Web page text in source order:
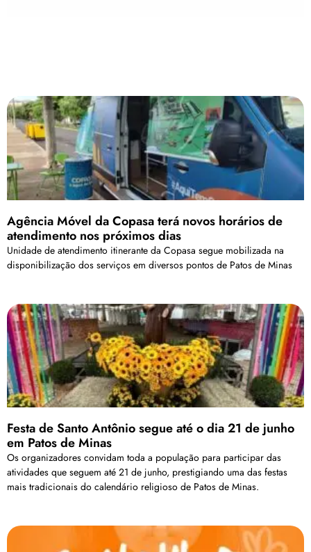
Agência Móvel da Copasa terá novos horários de
atendimento nos próximos dias
Unidade de atendimento itinerante da Copasa segue mobilizada na
disponibilização dos serviços em diversos pontos de Patos de Minas
Festa de Santo Antônio segue até o dia 21 de junho
em Patos de Minas
Os organizadores convidam toda a população para participar das
atividades que seguem até 21 de junho, prestigiando uma das festas
mais tradicionais do calendário religioso de Patos de Minas.